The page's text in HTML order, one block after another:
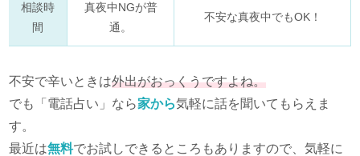
相談時
間
真夜中NGが普
通。
不安な真夜中でもOK！
不安で辛いときは外出がおっくうですよね。
でも「電話占い」なら家から気軽に話を聞いてもらえま
す。
最近は無料でお試しできるところもありますので、気軽に